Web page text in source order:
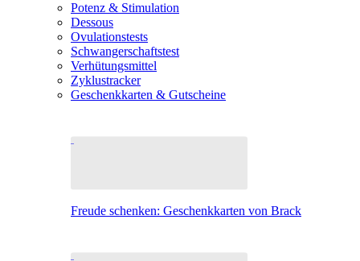
Potenz & Stimulation
Dessous
Ovulationstests
Schwangerschaftstest
Verhütungsmittel
Zyklustracker
Geschenkkarten & Gutscheine
Freude schenken: Geschenkkarten von Brack